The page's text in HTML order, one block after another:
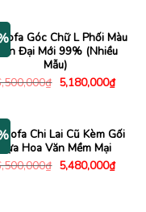
Góc Chữ L Phối Màu
Hiện Đại Mới 99% (Nhiều
Mẫu)
₫ Giá
gốc
5,180,000₫Giá
hiện
Chi Lai Cũ Kèm Gối
Tựa Hoa Văn Mềm Mại
₫ Giá
gốc
5,480,000₫Giá
hiện